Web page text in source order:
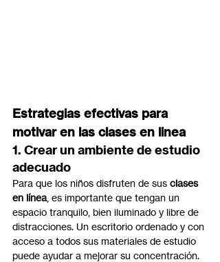
Estrategias efectivas para
motivar en las clases en linea
1. Crear un ambiente de estudio
adecuado
Para que los niños disfruten de sus clases
en línea, es importante que tengan un
espacio tranquilo, bien iluminado y libre de
distracciones. Un escritorio ordenado y con
acceso a todos sus materiales de estudio
puede ayudar a mejorar su concentración.